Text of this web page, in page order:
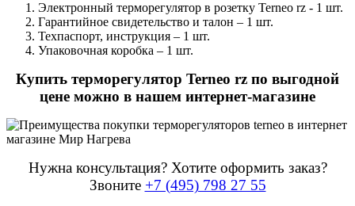
Электронный терморегулятор в розетку Terneo rz - 1 шт.
Гарантийное свидетельство и талон – 1 шт.
Техпаспорт, инструкция – 1 шт.
Упаковочная коробка – 1 шт.
Купить терморегулятор Terneo rz по выгодной
цене можно в нашем интернет-магазине
Нужна консультация? Хотите оформить заказ?
Звоните +7 (495) 798 27 55